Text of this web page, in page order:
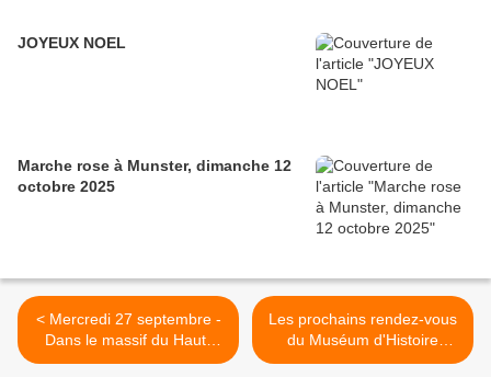
JOYEUX NOEL
Marche rose à Munster, dimanche 12
octobre 2025
< Mercredi 27 septembre -
Dans le massif du Haut-
Koenigsbourg, avec les
Les prochains rendez-vous
du Muséum d'Histoire
naturelle de Colmar >